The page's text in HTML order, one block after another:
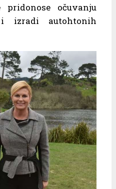
očuvanju
i izradi autohtonih